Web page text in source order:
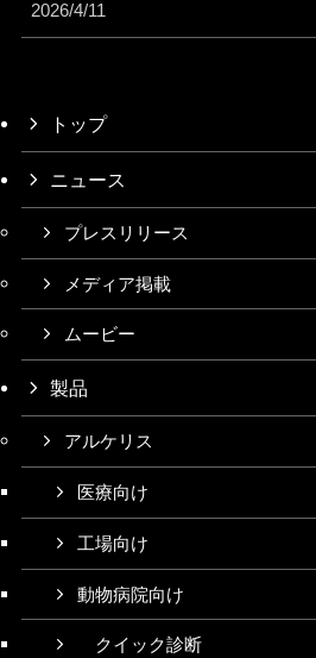
2026/4/11
トップ
ニュース
プレスリリース
メディア掲載
ムービー
製品
アルケリス
医療向け
工場向け
動物病院向け
クイック診断